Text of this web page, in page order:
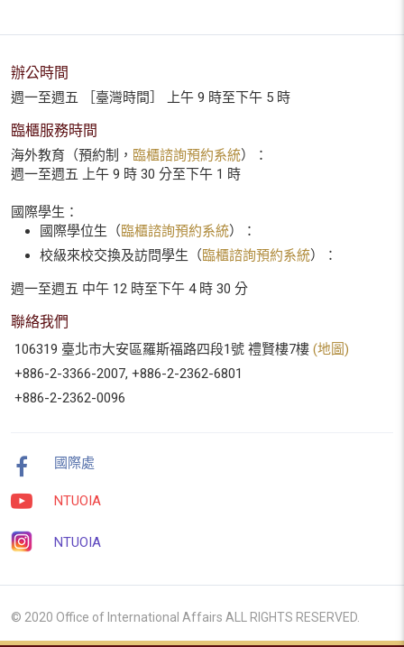
辦公時間
週一至週五 ［臺灣時間］ 上午 9 時至下午 5 時
臨櫃服務時間
海外教育（預約制， 臨櫃諮詢預約系統）：
週一至週五 上午 9 時 30 分至下午 1 時
國際學生：
國際學位生（臨櫃諮詢預約系統）：
校級來校交換及訪問學生（臨櫃諮詢預約系統）：
週一至週五 中午 12 時至下午 4 時 30 分
聯絡我們
106319 臺北市大安區羅斯福路四段1號 禮賢樓7樓 (地圖)
+886-2-3366-2007, +886-2-2362-6801
+886-2-2362-0096
國際處
NTUOIA
NTUOIA
© 2020 Office of International Affairs ALL RIGHTS RESERVED.